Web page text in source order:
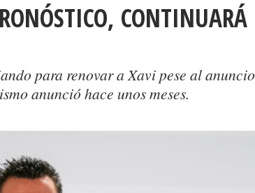
CONTINUARÁ
para renovar a Xavi pese al anuncio
anunció hace unos meses.